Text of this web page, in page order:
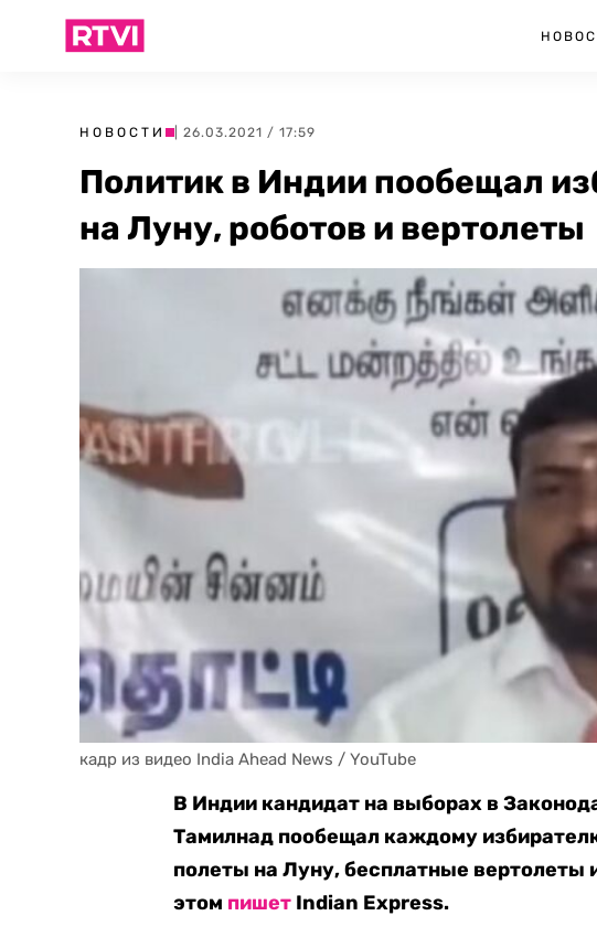
НОВОСТИ | 26.03.2021 / 17:59
Политик в Индии пообещал
на Луну, роботов и вертолеты
кадр из видео India Ahead News / YouTube
В Индии кандидат на выборах в
Тамилнад пообещал каждому
полеты на Луну, бесплатные вертолеты
этом пишет Indian Express.